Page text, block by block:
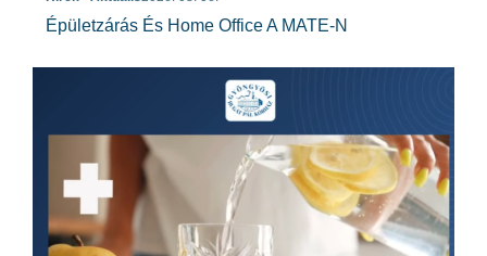
Épületzárás És Home Office A MATE-N